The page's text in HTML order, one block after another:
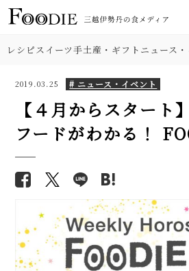
レシピスイーツ手土産・ギフト ニュース
2019.03.25 # ニュース・イベント
【４月からスタート
フードがわかる！